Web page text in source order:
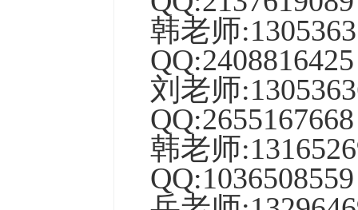
韩老师:
QQ:2408816425
刘老师:
QQ:2655167668
韩老师:
QQ:1036508559